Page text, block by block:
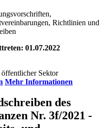
Richtlinien und
01.07.2022
Mehr Informationen
des
Nr. 3f/2021 -